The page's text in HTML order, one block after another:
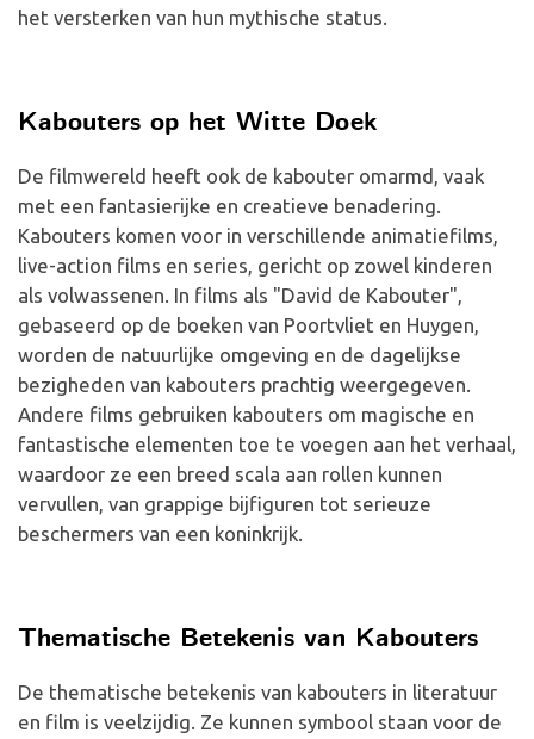
het versterken van hun mythische status.
Kabouters op het Witte Doek
De filmwereld heeft ook de kabouter omarmd, vaak
met een fantasierijke en creatieve benadering.
Kabouters komen voor in verschillende animatiefilms,
live-action films en series, gericht op zowel kinderen
als volwassenen. In films als "David de Kabouter",
gebaseerd op de boeken van Poortvliet en Huygen,
worden de natuurlijke omgeving en de dagelijkse
bezigheden van kabouters prachtig weergegeven.
Andere films gebruiken kabouters om magische en
fantastische elementen toe te voegen aan het verhaal,
waardoor ze een breed scala aan rollen kunnen
vervullen, van grappige bijfiguren tot serieuze
beschermers van een koninkrijk.
Thematische Betekenis van Kabouters
De thematische betekenis van kabouters in literatuur
en film is veelzijdig. Ze kunnen symbool staan voor de